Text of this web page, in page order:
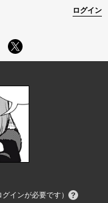
ログイン
インが必要です）